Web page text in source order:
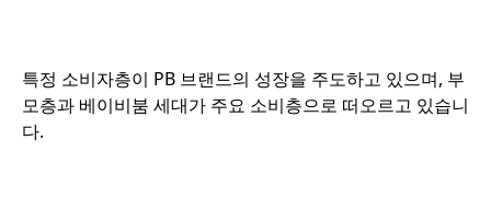
특정 소비자층이 PB 브랜드의 성장을 주도하고 있으며, 부
모층과 베이비붐 세대가 주요 소비층으로 떠오르고 있습니
다.